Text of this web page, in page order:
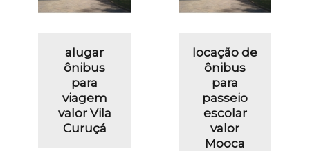
alugar
ônibus
para
viagem
valor Vila
Curuçá
locação de
ônibus
para
passeio
escolar
valor
Mooca